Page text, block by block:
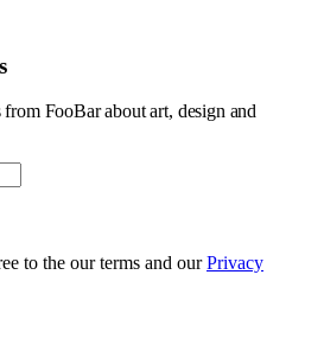
FooBar about art, design and
to the our terms and ourPrivacy